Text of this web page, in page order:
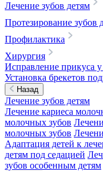
Лечение зубов детям
Протезирование зубов
Профилактика
Хирургия
Исправление прикуса у
Установка брекетов
Назад
Лечение зубов детям
Лечение кариеса
молочных зубов
молочных зубов
Адаптация детей к
детям под седацией
зубов особенным детям